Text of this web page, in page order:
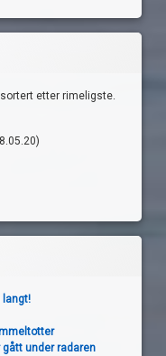
etter rimeligste.
langt!
gått under radaren